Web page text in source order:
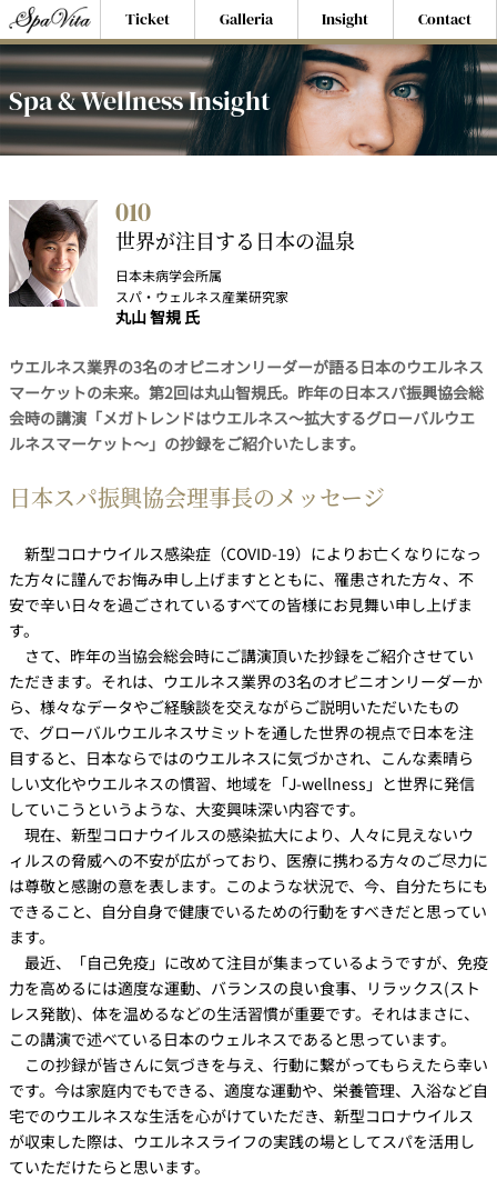
Ticket Galleria Insight Contact
Spa & Wellness Insight
010
世界が注目する日本の温泉
日本未病学会所属
スパ・ウェルネス産業研究家
丸山 智規 氏
ウエルネス業界の3名のオピニオンリーダーが語る日本のウエルネス
マーケットの未来。第2回は丸山智規氏。昨年の日本スパ振興協会総
会時の講演「メガトレンドはウエルネス～拡大するグローバルウエ
ルネスマーケット～」の抄録をご紹介いたします。
日本スパ振興協会理事長のメッセージ
新型コロナウイルス感染症（COVID-19）によりお亡くなりになっ
た方々に謹んでお悔み申し上げますとともに、罹患された方々、不
安で辛い日々を過ごされているすべての皆様にお見舞い申し上げま
す。
さて、昨年の当協会総会時にご講演頂いた抄録をご紹介させてい
ただきます。それは、ウエルネス業界の3名のオピニオンリーダーか
ら、様々なデータやご経験談を交えながらご説明いただいたもの
で、グローバルウエルネスサミットを通した世界の視点で日本を注
目すると、日本ならではのウエルネスに気づかされ、こんな素晴ら
しい文化やウエルネスの慣習、地域を「J-wellness」と世界に発信
していこうというような、大変興味深い内容です。
現在、新型コロナウイルスの感染拡大により、人々に見えないウ
ィルスの脅威への不安が広がっており、医療に携わる方々のご尽力に
は尊敬と感謝の意を表します。このような状況で、今、自分たちにも
できること、自分自身で健康でいるための行動をすべきだと思ってい
ます。
最近、「自己免疫」に改めて注目が集まっているようですが、免疫
力を高めるには適度な運動、バランスの良い食事、リラックス(スト
レス発散)、体を温めるなどの生活習慣が重要です。それはまさに、
この講演で述べている日本のウェルネスであると思っています。
この抄録が皆さんに気づきを与え、行動に繋がってもらえたら幸い
です。今は家庭内でもできる、適度な運動や、栄養管理、入浴など自
宅でのウエルネスな生活を心がけていただき、新型コロナウイルス
が収束した際は、ウエルネスライフの実践の場としてスパを活用し
ていただけたらと思います。